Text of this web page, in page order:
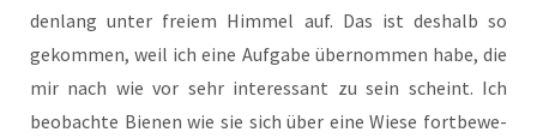
den­lang unter frei­em Him­mel auf. Das ist des­halb so
gekom­men, weil ich eine Auf­ga­be über­nom­men habe, die
mir nach wie vor sehr inter­es­sant zu sein scheint. Ich
beob­ach­te Bie­nen wie sie sich über eine Wie­se fort­be­we­